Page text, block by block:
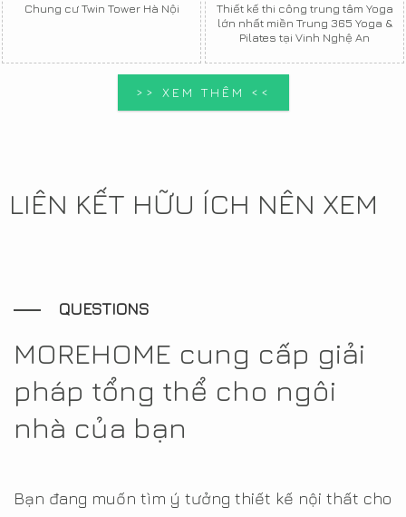
Chung cư Twin Tower Hà Nội
Thiết kế thi công trung tâm Yoga
lớn nhất miền Trung 365 Yoga &
Pilates tại Vinh Nghệ An
>> XEM THÊM <<
LIÊN KẾT HỮU ÍCH NÊN XEM
QUESTIONS
MOREHOME cung cấp giải
pháp tổng thể cho ngôi
nhà của bạn
Bạn đang muốn tìm ý tưởng thiết kế nội thất cho